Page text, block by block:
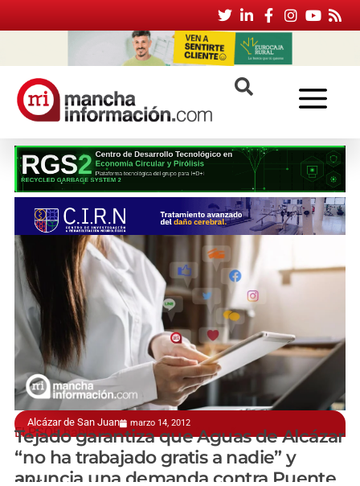
Alcázar de San Juan marzo 14, 2012
El PSOE habla de “acusaciones falsas”
Tejado garantiza que Aguas de Alcázar
“no ha trabajado gratis a nadie” y
anuncia una demanda contra Puente